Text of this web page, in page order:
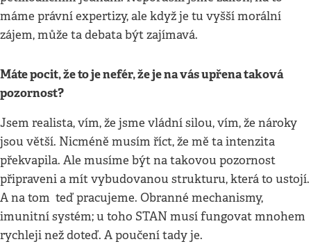
máme právní expertizy, ale když je tu vyšší morální
zájem, může ta debata být zajímavá.
Máte pocit, že to je nefér, že je na vás upřena taková
pozornost?
Jsem realista, vím, že jsme vládní silou, vím, že nároky
jsou větší. Nicméně musím říct, že mě ta intenzita
překvapila. Ale musíme být na takovou pozornost
připraveni a mít vybudovanou strukturu, která to ustojí.
A na tom teď pracujeme. Obranné mechanismy,
imunitní systém; u toho STAN musí fungovat mnohem
rychleji než doteď. A poučení tady je.